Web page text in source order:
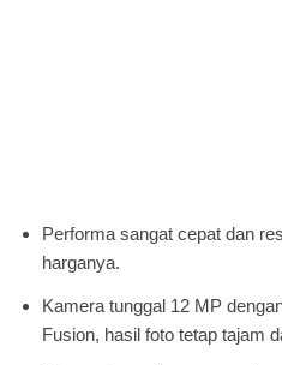
Performa sangat cepat dan
harganya.
Kamera tunggal 12 MP
Fusion, hasil foto tetap tajam